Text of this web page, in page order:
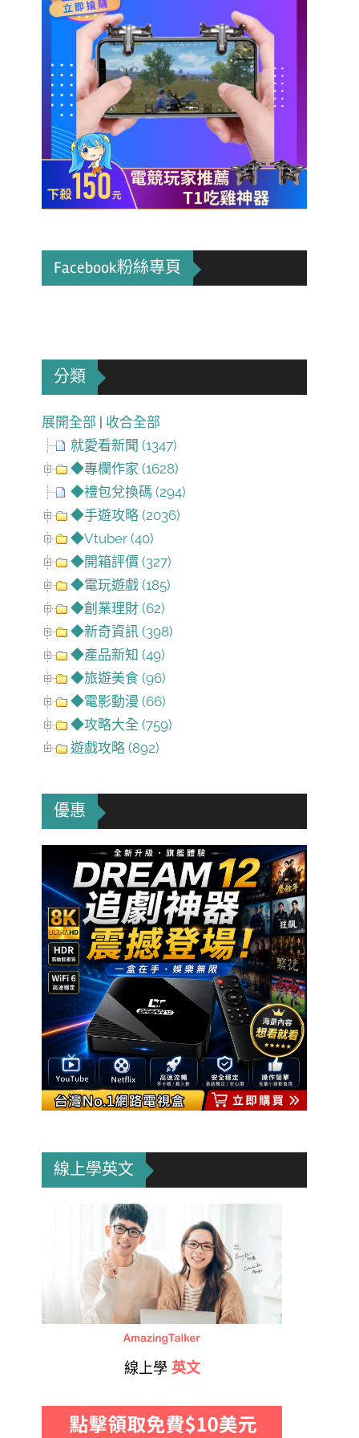
Facebook粉絲專頁
分類
展開全部 | 收合全部
就愛看新聞 (1347)
◆專欄作家 (1628)
◆禮包兌換碼 (294)
◆手遊攻略 (2036)
◆Vtuber (40)
◆開箱評價 (327)
◆電玩遊戲 (185)
◆創業理財 (62)
◆新奇資訊 (398)
◆產品新知 (49)
◆旅遊美食 (96)
◆電影動漫 (66)
◆攻略大全 (759)
遊戲攻略 (892)
優惠
線上學英文
線上學 英文